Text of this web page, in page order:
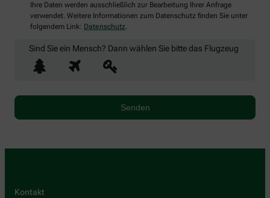
Ihre Daten werden ausschließlich zur Bearbeitung Ihrer Anfrage
verwendet. Weitere Informationen zum Datenschutz finden Sie unter
folgendem Link: Datenschutz.
Sind Sie ein Mensch? Dann wählen Sie bittedas Flugzeug
Kontakt